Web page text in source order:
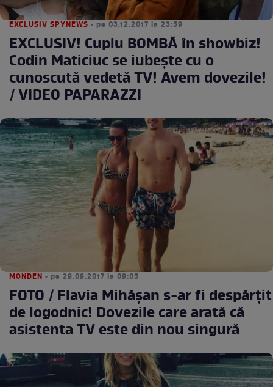
EXCLUSIV SPYNEWS • pe 03.12.2017 la 23:59
EXCLUSIV! Cuplu BOMBĂ în showbiz!
Codin Maticiuc se iubește cu o
cunoscută vedetă TV! Avem dovezile!
/ VIDEO PAPARAZZI
MONDEN • pe 29.09.2017 la 09:05
FOTO / Flavia Mihăşan s-ar fi despărţit
de logodnic! Dovezile care arată că
asistenta TV este din nou singură